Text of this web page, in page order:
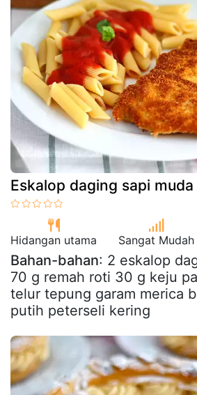
Eskalop daging sapi muda
Hidangan utama Sangat Mudah
Bahan-bahan: 2 eskalop
70 g remah roti 30 g keju
telur tepung garam merica
putih peterseli kering